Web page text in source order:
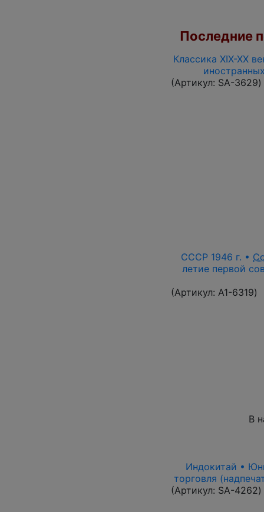
Последние
Классика XIX-XX
(Артикул: SA-3629)
СССР 1946 г. •
летие первой
(Артикул: A1-6319)
В
Индокитай •
торговля
(Артикул: SA-4262)